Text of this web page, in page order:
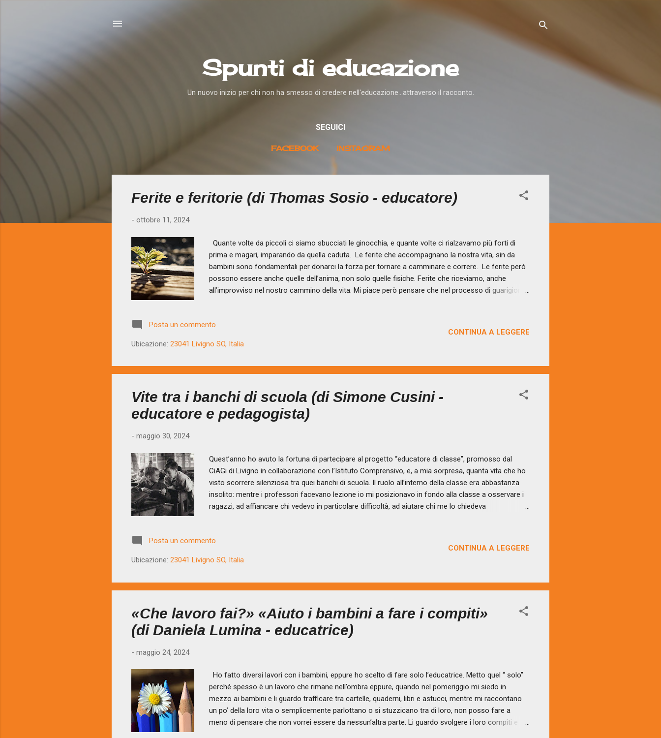
Spunti di educazione
Un nuovo inizio per chi non ha smesso di credere nell'educazione...attraverso il racconto.
SEGUICI
FACEBOOK INSTAGRAM
Ferite e feritorie (di Thomas Sosio - educatore)
- ottobre 11, 2024
Quante volte da piccoli ci siamo sbucciati le ginocchia, e quante volte ci rialzavamo più forti di
prima e magari, imparando da quella caduta. Le ferite che accompagnano la nostra vita, sin da
bambini sono fondamentali per donarci la forza per tornare a camminare e correre. Le ferite però
possono essere anche quelle dell’anima, non solo quelle fisiche. Ferite che riceviamo, anche
all’improvviso nel nostro cammino della vita. Mi piace però pensare che nel processo di guarigione
persone vere che ci donano la loro attenzione con il loro esserci. Le ferite hanno bisogno di
tempo per rimarginarsi, hanno bisogno di attenzione e costante cura. Ognuno di noi subisce delle
ferite, a volte senza che noi ne abbiamo colpa, avvengono, ci colpiscono e basta. Però dipende da
Posta un commento
Ubicazione: 23041 Livigno SO, Italia
CONTINUA A LEGGERE
Vite tra i banchi di scuola (di Simone Cusini -
educatore e pedagogista)
- maggio 30, 2024
Quest’anno ho avuto la fortuna di partecipare al progetto “educatore di classe”, promosso dal
CiAGi di Livigno in collaborazione con l’Istituto Comprensivo, e, a mia sorpresa, quanta vita che ho
visto scorrere silenziosa tra quei banchi di scuola. Il ruolo all’interno della classe era abbastanza
insolito: mentre i professori facevano lezione io mi posizionavo in fondo alla classe a osservare i
ragazzi, ad affiancare chi vedevo in particolare difficoltà, ad aiutare chi me lo chiedeva
un ruolo abbastanza semplice e marginale; anche perché cos’altro potrebbe fare un educatore a
scuola mentre l’insegnate spiega? In realtà, però, il ruolo di un educatore in una classe di venti
ragazzi tredicenni può risultare fondamentale e a tratti, forse, indispensabile. Questa figura
Posta un commento
Ubicazione: 23041 Livigno SO, Italia
CONTINUA A LEGGERE
«Che lavoro fai?» «Aiuto i bambini a fare i compiti»
(di Daniela Lumina - educatrice)
- maggio 24, 2024
Ho fatto diversi lavori con i bambini, eppure ho scelto di fare solo l’educatrice. Metto quel “ solo”
perché spesso è un lavoro che rimane nell’ombra eppure, quando nel pomeriggio mi siedo in
mezzo ai bambini e li guardo trafficare tra cartelle, quaderni, libri e astucci, mentre mi raccontano
un po’ della loro vita o semplicemente parlottano o si stuzzicano tra di loro, non posso fare a
meno di pensare che non vorrei essere da nessun’altra parte. Li guardo svolgere i loro compiti e la